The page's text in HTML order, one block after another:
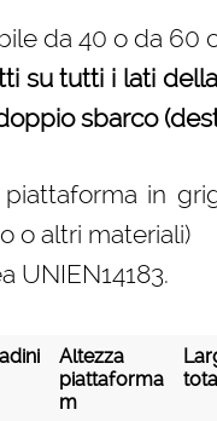
da 40 o da 60
su tutti i lati
sbarco
in
o altri materiali)
UNIEN14183.
Altezza
piattaforma
m